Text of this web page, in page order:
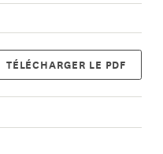
TÉLÉCHARGER LE PDF